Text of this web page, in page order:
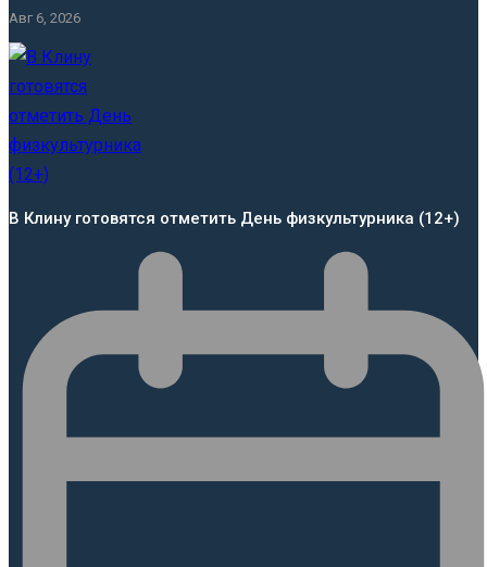
Авг 6, 2026
В Клину готовятся отметить День физкультурника (12+)